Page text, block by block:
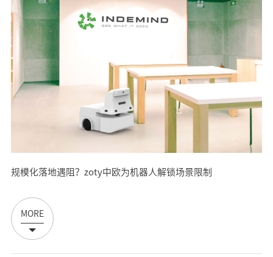
规模化落地遇阻？zoty中欧为机器人解锁场景限制
MORE